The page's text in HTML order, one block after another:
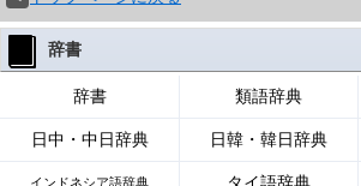
辞書
辞書 類語辞典
日中・中日辞典 日韓・韓日辞典
インドネシア語辞典